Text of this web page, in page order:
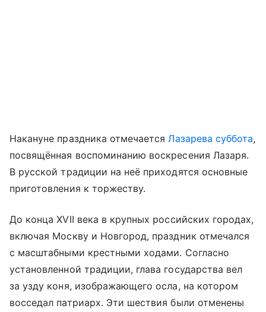
Накануне праздника отмечаетсяЛазарева суббота,
посвящённая воспоминанию воскресения Лазаря.
В русской традиции на неё приходятся основные
приготовления к торжеству.
До конца XVII века в крупных российских городах,
включая Москву и Новгород, праздник отмечался
с масштабными крестными ходами. Согласно
установленной традиции, глава государства вел
за узду коня, изображающего осла, на котором
восседал патриарх. Эти шествия были отменены